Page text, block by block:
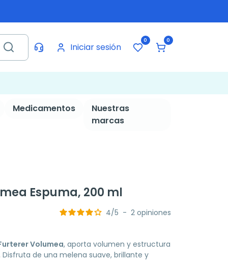
Iniciar sesión
0 0
Medicamentos
Nuestras
marcas
Espuma, 200 ml
4/5 - 2 opiniones
Volumea, aporta volumen y estructura
de una melena suave, brillante y